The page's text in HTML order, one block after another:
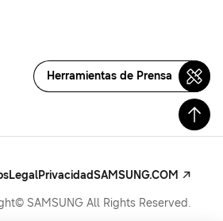
Herramientas de Prensa
LegalPrivacidadSAMSUNG.COM
SAMSUNG All Rights Reserved.